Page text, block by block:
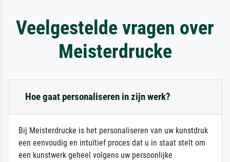
Veelgestelde vragen over
Meisterdrucke
Hoe gaat personaliseren in zijn werk?
Bij Meisterdrucke is het personaliseren van uw kunstdruk
een eenvoudig en intuïtief proces dat u in staat stelt om
een kunstwerk geheel volgens uw persoonlijke